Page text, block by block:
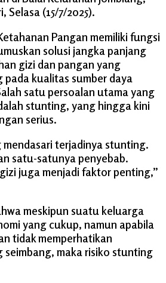
Selasa (15/7/2025).
Pangan memiliki fungsi
solusi jangka panjang
gizi dan pangan yang
pada kualitas sumber daya
satu persoalan utama yang
stunting, yang hingga kini
serius.
mendasari terjadinya stunting.
satu-satunya penyebab.
juga menjadi faktor penting,”
meskipun suatu keluarga
yang cukup, namun apabila
tidak memperhatikan
seimbang, maka risiko stunting